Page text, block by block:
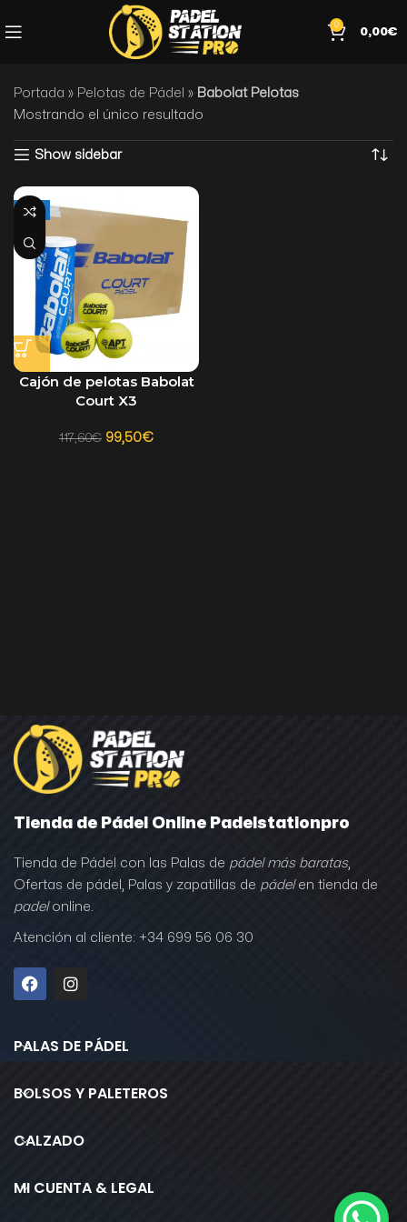
0
0,00€
Portada » Pelotas de Pádel » Babolat Pelotas
Mostrando el único resultado
Show sidebar
-15%
Cajón de pelotas Babolat
Court X3
117,60€ 99,50€
Tienda de Pádel Online Padelstationpro
Tienda de Pádel con las Palas de pádel más baratas,
Ofertas de pádel, Palas y zapatillas de pádelen tienda de
padelonline.
Atención al cliente: +34 699 56 06 30
PALAS DE PÁDEL
BOLSOS Y PALETEROS
CALZADO
MI CUENTA & LEGAL